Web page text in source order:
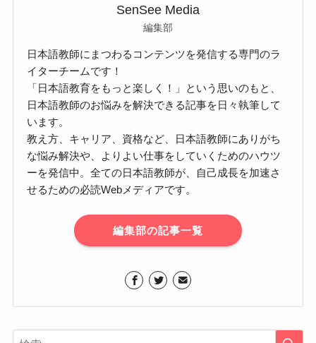
SenSee Media
編集部
日本語教師にまつわるコンテンツを発信する専門のラ
イターチームです！
「日本語教育をもっと楽しく！」という思いのもと、
日本語教師のお悩みを解決できる記事を日々執筆して
います。
教え方、キャリア、資格など、日本語教師にありがち
な悩み解決や、よりよい仕事をしていくためのハウツ
ーを発信中。全ての日本語教師が、自己成長を加速さ
せるための必読Webメディアです。
編集部の記事一覧